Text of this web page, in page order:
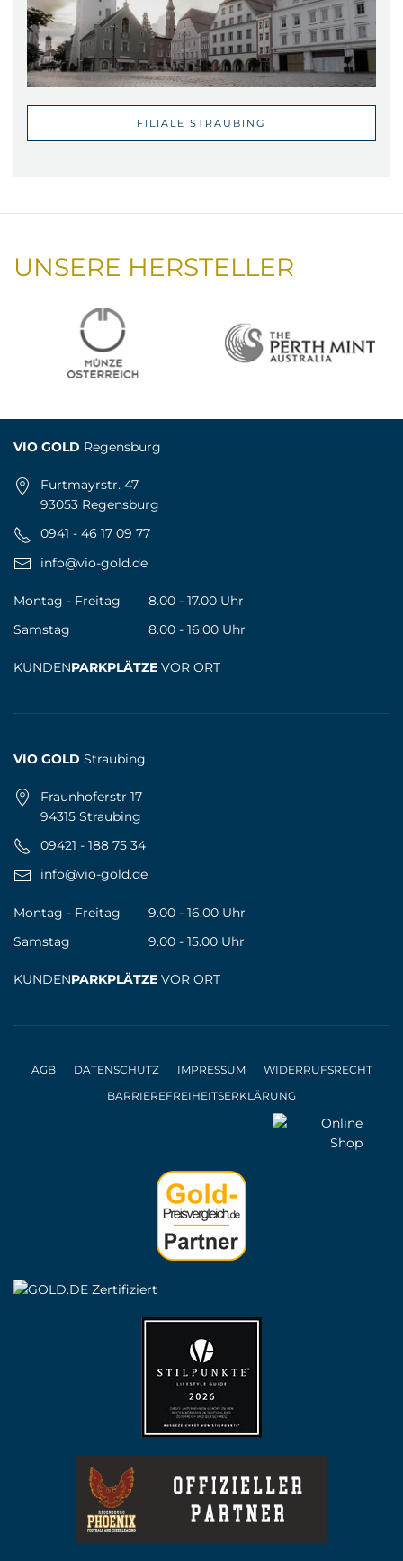
FILIALE STRAUBING
UNSERE HERSTELLER
VIO GOLD Regensburg
Furtmayrstr. 47
93053 Regensburg
0941 - 46 17 09 77
info@vio-gold.de
Montag - Freitag
8.00 - 17.00 Uhr
Samstag
8.00 - 16.00 Uhr
KUNDENPARKPLÄTZE VOR ORT
VIO GOLD Straubing
Fraunhoferstr 17
94315 Straubing
09421 - 188 75 34
info@vio-gold.de
Montag - Freitag
9.00 - 16.00 Uhr
Samstag
9.00 - 15.00 Uhr
KUNDENPARKPLÄTZE VOR ORT
AGB DATENSCHUTZ IMPRESSUM
WIDERRUFSRECHT
BARRIEREFREIHEITSERKLÄRUNG